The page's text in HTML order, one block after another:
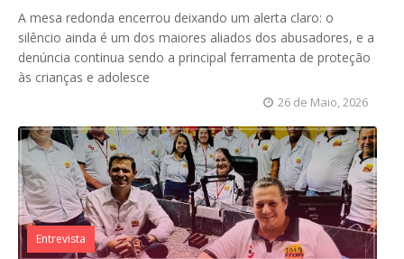
A mesa redonda encerrou deixando um alerta claro: o
silêncio ainda é um dos maiores aliados dos abusadores, e a
denúncia continua sendo a principal ferramenta de proteção
às crianças e adolesce
26 de Maio, 2026
Entrevista